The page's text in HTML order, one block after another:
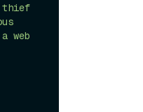
thief
web